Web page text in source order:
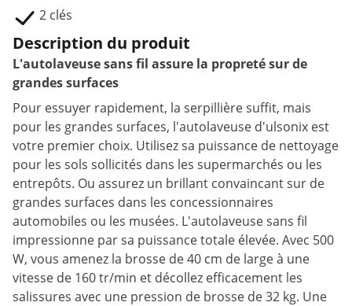
2 clés
Description du produit
L'autolaveuse sans fil assure la propreté sur de
grandes surfaces
Pour essuyer rapidement, la serpillière suffit, mais
pour les grandes surfaces, l'autolaveuse d'ulsonix est
votre premier choix. Utilisez sa puissance de nettoyage
pour les sols sollicités dans les supermarchés ou les
entrepôts. Ou assurez un brillant convaincant sur de
grandes surfaces dans les concessionnaires
automobiles ou les musées. L'autolaveuse sans fil
impressionne par sa puissance totale élevée. Avec 500
W, vous amenez la brosse de 40 cm de large à une
vitesse de 160 tr/min et décollez efficacement les
salissures avec une pression de brosse de 32 kg. Une